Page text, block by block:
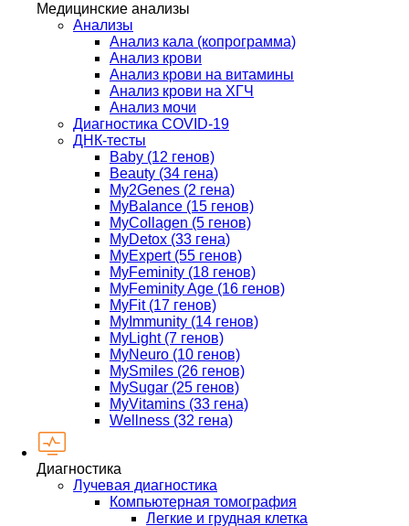
Медицинские анализы
Анализы
Анализ кала (копрограмма)
Анализ крови
Анализ крови на витамины
Анализ крови на ХГЧ
Анализ мочи
Диагностика COVID-19
ДНК-тесты
Baby (12 генов)
Beauty (34 гена)
My2Genes (2 гена)
MyBalance (15 генов)
MyCollagen (5 генов)
MyDetox (33 гена)
MyExpert (55 генов)
MyFeminity (18 генов)
MyFeminity Age (16 генов)
MyFit (17 генов)
MyImmunity (14 генов)
MyLight (7 генов)
MyNeuro (10 генов)
MySmiles (26 генов)
MySugar (25 генов)
MyVitamins (33 гена)
Wellness (32 гена)
Диагностика
Лучевая диагностика
Компьютерная томография
Легкие и грудная клетка